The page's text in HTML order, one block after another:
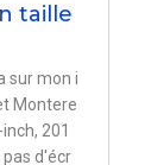
taille
sur mon i
Montere
201
pas d'écr